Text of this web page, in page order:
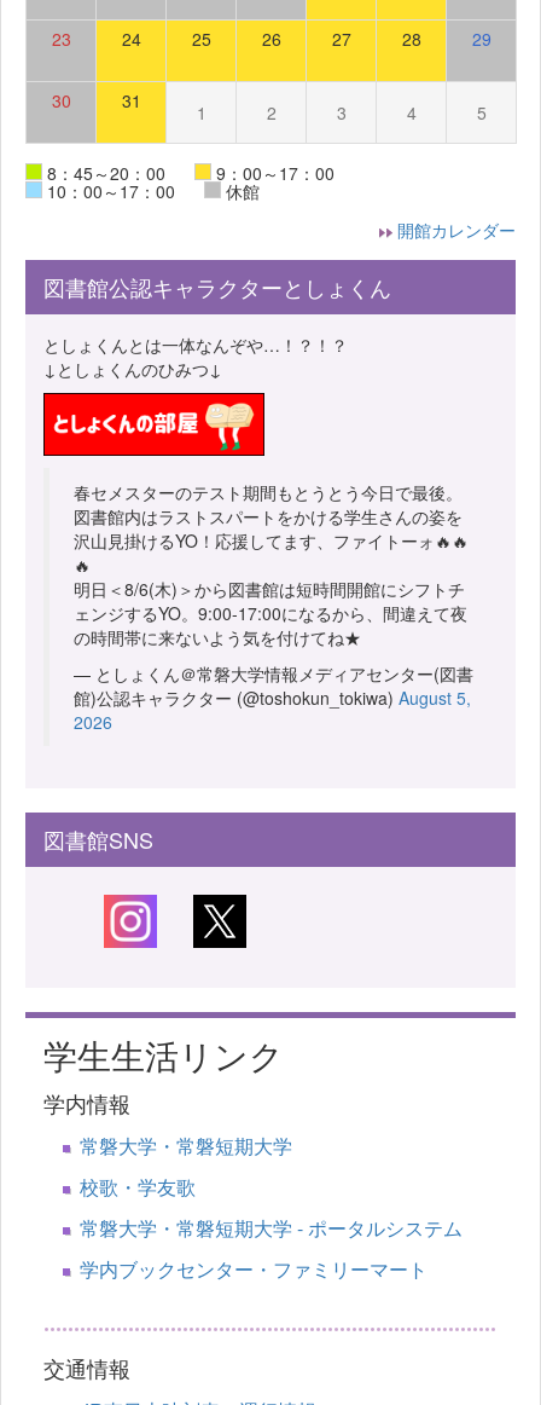
23 24 25 26 27 28 29
30 31 1 2 3 4 5
8：45～20：00 9：00～17：00
10：00～17：00
休館
開館カレンダー
図書館公認キャラクターとしょくん
としょくんとは一体なんぞや…！？！？
↓としょくんのひみつ↓
春セメスターのテスト期間もとうとう今日で最後。
図書館内はラストスパートをかける学生さんの姿を
沢山見掛けるYO！応援してます、ファイトーォ🔥🔥
🔥
明日＜8/6(木)＞から図書館は短時間開館にシフトチ
ェンジするYO。9:00-17:00になるから、間違えて夜
の時間帯に来ないよう気を付けてね★
— としょくん＠常磐大学情報メディアセンター(図書
館)公認キャラクター (@toshokun_tokiwa) August 5,
2026
図書館SNS
学生生活リンク
学内情報
常磐大学・常磐短期大学
校歌・学友歌
常磐大学・常磐短期大学 - ポータルシステム
学内ブックセンター・ファミリーマート
交通情報